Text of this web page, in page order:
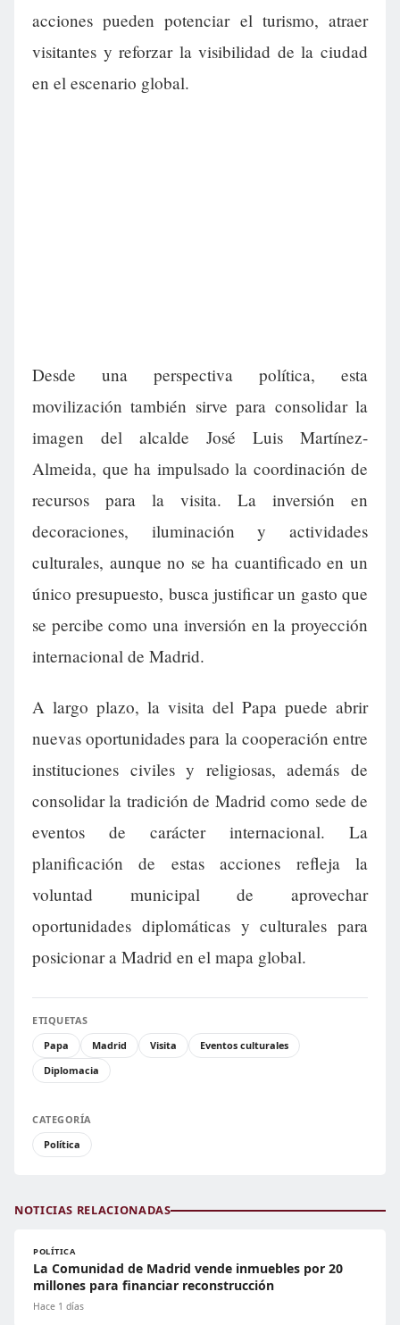
acciones pueden potenciar el turismo, atraer
visitantes y reforzar la visibilidad de la ciudad
en el escenario global.
Desde una perspectiva política, esta
movilización también sirve para consolidar la
imagen del alcalde José Luis Martínez-
Almeida, que ha impulsado la coordinación de
recursos para la visita. La inversión en
decoraciones, iluminación y actividades
culturales, aunque no se ha cuantificado en un
único presupuesto, busca justificar un gasto que
se percibe como una inversión en la proyección
internacional de Madrid.
A largo plazo, la visita del Papa puede abrir
nuevas oportunidades para la cooperación entre
instituciones civiles y religiosas, además de
consolidar la tradición de Madrid como sede de
eventos de carácter internacional. La
planificación de estas acciones refleja la
voluntad municipal de aprovechar
oportunidades diplomáticas y culturales para
posicionar a Madrid en el mapa global.
ETIQUETAS
Papa
Madrid Visita
Eventos culturales
Diplomacia
CATEGORÍA
Política
NOTICIAS RELACIONADAS
POLÍTICA
La Comunidad de Madrid vende inmuebles por 20
millones para financiar reconstrucción
Hace 1 días